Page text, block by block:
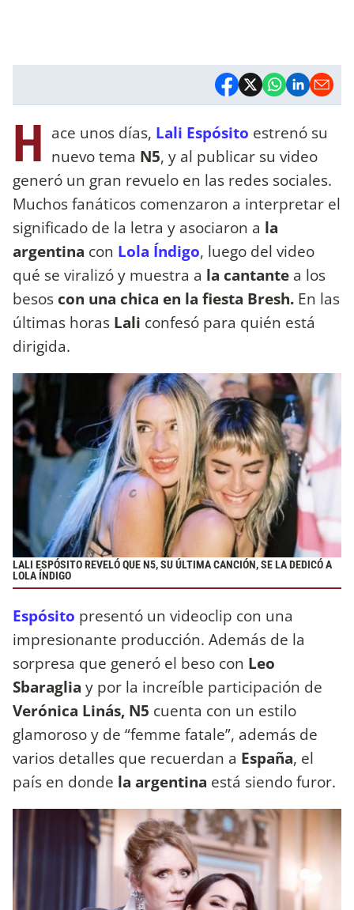
H ace unos días, Lali Espósito estrenó su
nuevo tema N5, y al publicar su video
generó un gran revuelo en las redes sociales.
Muchos fanáticos comenzaron a interpretar el
significado de la letra y asociaron a la
argentina con Lola Índigo, luego del video
qué se viralizó y muestra a la cantante a los
besos con una chica en la fiesta Bresh. En las
últimas horas Lali confesó para quién está
dirigida.
LALI ESPÓSITO REVELÓ QUE N5, SU ÚLTIMA CANCIÓN, SE LA DEDICÓ A
LOLA ÍNDIGO
Espósito presentó un videoclip con una
impresionante producción. Además de la
sorpresa que generó el beso con Leo
Sbaraglia y por la increíble participación de
Verónica Linás, N5 cuenta con un estilo
glamoroso y de “femme fatale”, además de
varios detalles que recuerdan a España, el
país en donde la argentina está siendo furor.